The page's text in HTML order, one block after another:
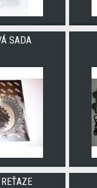
SADA